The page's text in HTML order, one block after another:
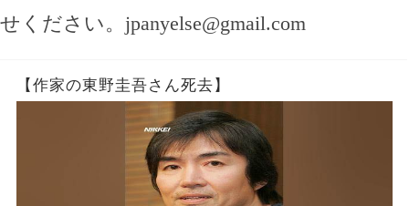
せください。 jpanyelse@gmail.com
【作家の東野圭吾さん死去】